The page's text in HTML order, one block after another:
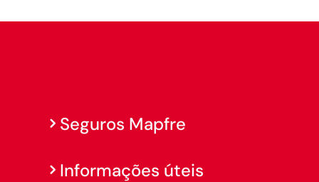
Seguros Mapfre
Informações úteis